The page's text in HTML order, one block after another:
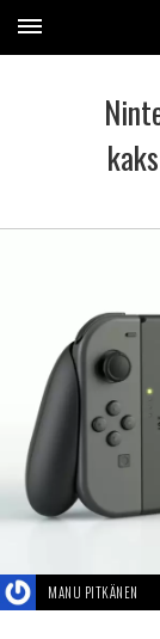
MANU PITKÄNEN